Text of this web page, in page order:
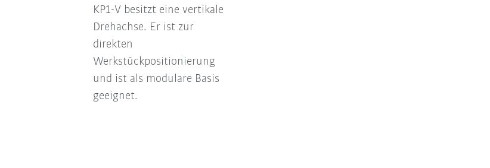
KP1-V besitzt eine vertikale
Drehachse. Er ist zur
direkten
Werkstückpositionierung
und ist als modulare Basis
geeignet.